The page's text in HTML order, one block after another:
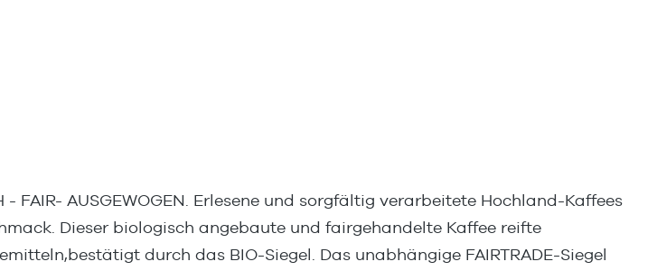
FAIR- AUSGEWOGEN. Erlesene und sorgfältig verarbeitete Hochland-Kaffees
Dieser biologisch angebaute und fairgehandelte Kaffee reifte
durch das BIO-Siegel. Das unabhängige FAIRTRADE-Siegel